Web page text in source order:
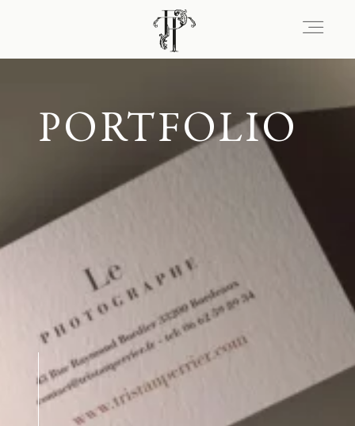
PORTFOLIO
Portfolio
Expérience
Journal